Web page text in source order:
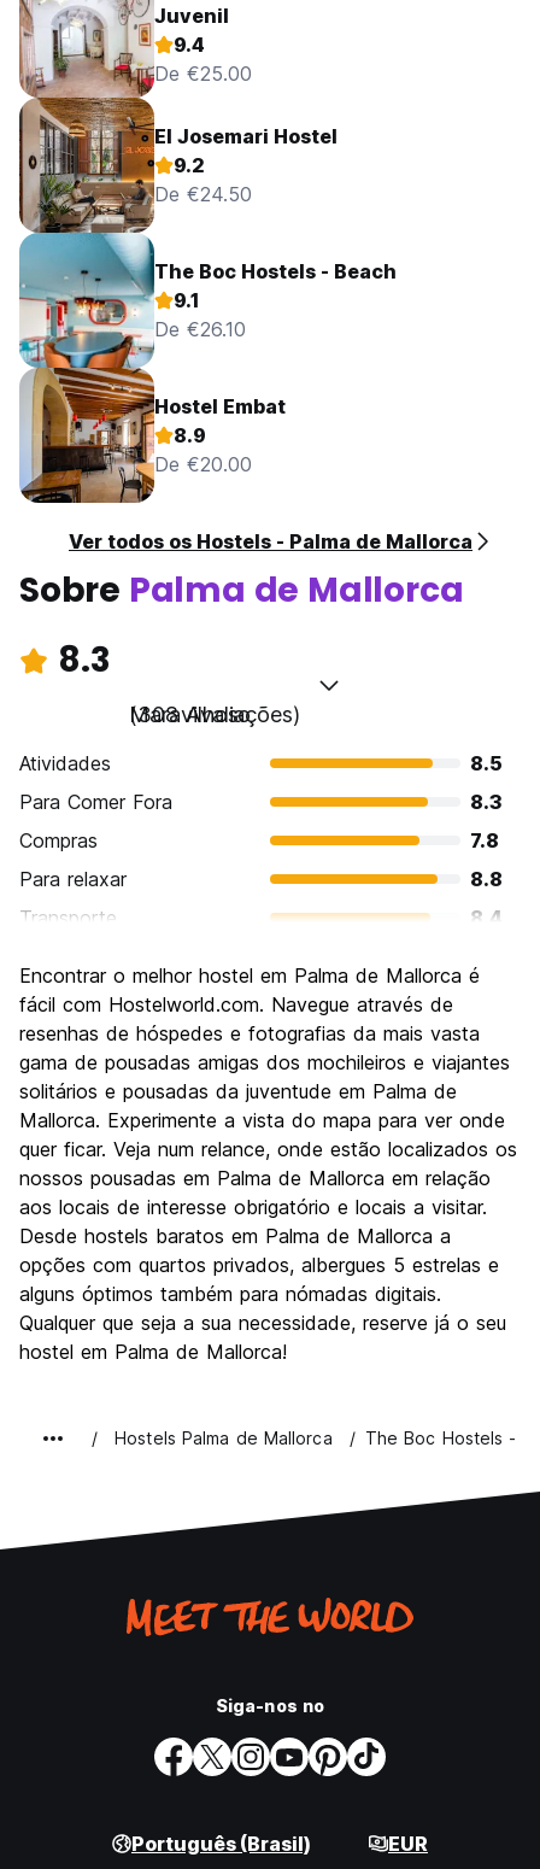
Juvenil
9.4
De €25.00
El Josemari Hostel
9.2
De €24.50
The Boc Hostels - Beach
9.1
De €26.10
Hostel Embat
8.9
De €20.00
Ver todos os Hostels - Palma de Mallorca
Sobre Palma de Mallorca
8.3
Maravilhoso
(308 Avaliações)
Atividades
8.5
Para Comer Fora
8.3
Compras
7.8
Para relaxar
8.8
Transporte
8.4
Cultura
Festas / vida noturna
8.3
Custo-beneficio
8.1
Encontrar o melhor hostel em Palma de Mallorca é
fácil com Hostelworld.com. Navegue através de
resenhas de hóspedes e fotografias da mais vasta
gama de pousadas amigas dos mochileiros e viajantes
solitários e pousadas da juventude em Palma de
Mallorca. Experimente a vista do mapa para ver onde
quer ficar. Veja num relance, onde estão localizados os
nossos pousadas em Palma de Mallorca em relação
aos locais de interesse obrigatório e locais a visitar.
Desde hostels baratos em Palma de Mallorca a
opções com quartos privados, albergues 5 estrelas e
alguns óptimos também para nómadas digitais.
Qualquer que seja a sua necessidade, reserve já o seu
hostel em Palma de Mallorca!
Hostels Palma de Mallorca The Boc Hostels -
Siga-nos no
Português (Brasil) EUR